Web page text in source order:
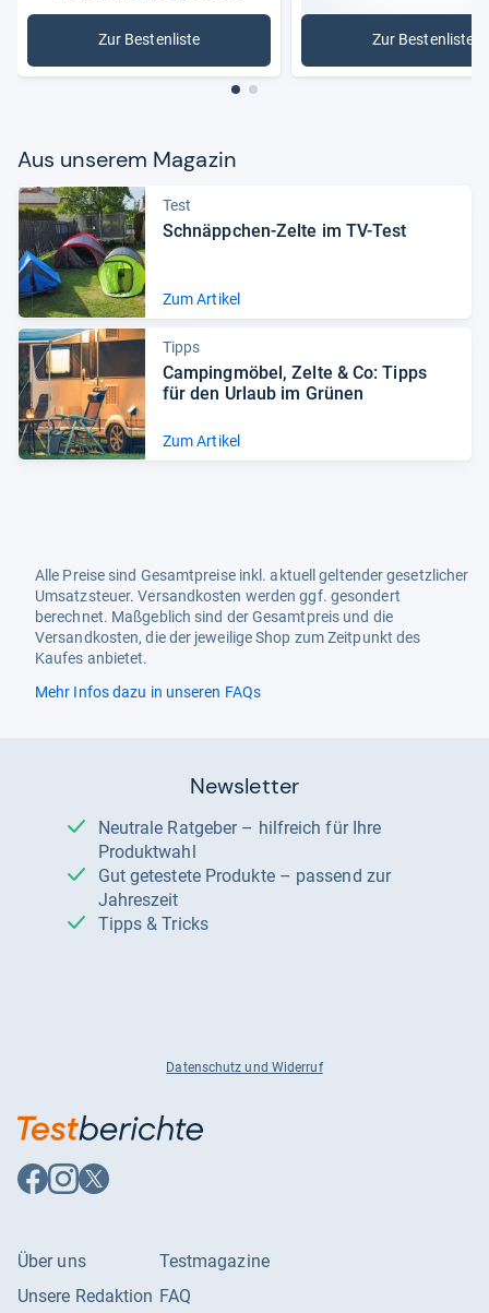
Zur Bestenliste: Campingkocher Zur Bestenliste
:
Aus unse­rem Maga­zin
Test
Schnäpp­chen-​Zelte im TV-​Test
Zum Artikel
Tipps
Cam­ping­mö­bel, Zelte & Co: Tipps
für den Urlaub im Grü­nen
Zum Artikel
Alle Preise sind Gesamtpreise inkl. aktuell geltender gesetzlicher
Umsatzsteuer. Versandkosten werden ggf. gesondert
berechnet. Maßgeblich sind der Gesamtpreis und die
Versandkosten, die der jeweilige Shop zum Zeitpunkt des
Kaufes anbietet.
Mehr Infos dazu in unseren FAQs
Newsletter
Neutrale Ratgeber – hilfreich für Ihre
Produktwahl
Gut getestete Produkte – passend zur
Jahreszeit
Tipps & Tricks
Datenschutz und Widerruf
Auf
Facebook
Auf
Instagram
Auf
X
Über uns
Unsere Redaktion
Testmagazine
FAQ